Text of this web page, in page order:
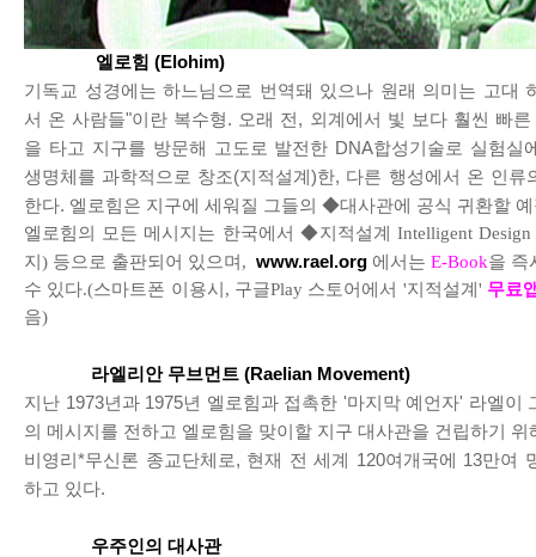
엘로힘 (Elohim)
기독교 성경에는 하느님으로 번역돼 있으나 원래 의미는 고대
서 온 사람들"이란 복수형. 오래 전, 외계에서 빛 보다 훨씬 빠
을 타고 지구를 방문해 고도로 발전한 DNA합성기술로 실험실
생명체를 과학적으로 창조(지적설계)한, 다른 행성에서 온 인류
한다. 엘로힘은 지구에 세워질 그들의 ◆대사관에 공식 귀환할
엘로힘의 모든 메시지는 한국에서 ◆지적설계 Intelligent
지) 등으로 출판되어 있으며, www.rael.org 에서는 E-Book을 즉
수 있다.(스마트폰 이용시, 구글Play 스토어에서 '지적설계' 무료
음)
라엘리안 무브먼트 (Raelian Movement)
지난 1973년과 1975년 엘로힘과 접촉한 '마지막 예언자' 라엘이
의 메시지를 전하고 엘로힘을 맞이할 지구 대사관을 건립하기 위
비영리*무신론 종교단체로, 현재 전 세계 120여개국에 13만여
하고 있다.
우주인의 대사관